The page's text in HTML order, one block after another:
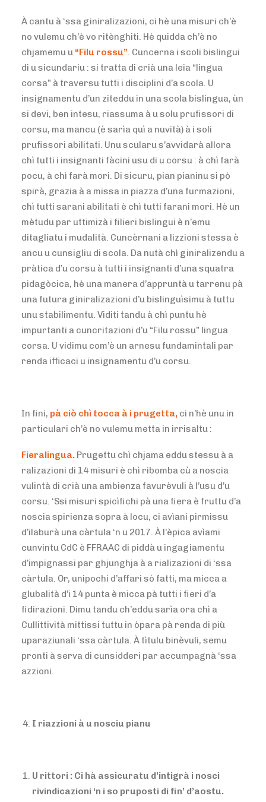
À cantu à ‘ssa giniralizazioni, ci hè una misuri ch’è
no vulemu ch’è vo ritènghiti. Hè quidda ch’è no
chjamemu u “Filu rossu”. Cuncerna i scoli bislingui
di u sicundariu : si tratta di crià una leia “lingua
corsa” à traversu tutti i disciplini d’a scola. U
insignamentu d’un ziteddu in una scola bislingua, ùn
si devi, ben intesu, riassuma à u solu prufissori di
corsu, ma mancu (è sarìa quì a nuvità) à i soli
prufissori abilitati. Unu scularu s’avvidarà allora
chì tutti i insignanti fàcini usu di u corsu : à chì farà
pocu, à chì farà mori. Di sicuru, pian pianinu si pò
spirà, grazia à a missa in piazza d’una furmazioni,
chì tutti sarani abilitati è chì tutti farani mori. Hè un
mètudu par uttimizà i filieri bislingui è n’emu
ditagliatu i mudalità. Cuncèrnani a lizzioni stessa è
ancu u cunsigliu di scola. Da nutà chì giniralizendu a
pràtica d’u corsu à tutti i insignanti d’una squatra
pidagòcica, hè una manera d’appruntà u tarrenu pà
una futura giniralizazioni d’u bislinguìsimu à tuttu
unu stabilimentu. Viditi tandu à chì puntu hè
impurtanti a cuncritazioni d’u “Filu rossu” lingua
corsa. U vidimu com’è un arnesu fundamintali par
renda ifficaci u insignamentu d’u corsu.
In fini, pà ciò chì tocca à i prugetta, ci n’hè unu in
particulari ch’è no vulemu metta in irrisaltu :
Fieralingua. Prugettu chì chjama eddu stessu à a
ralizazioni di 14 misuri è chì ribomba cù a noscia
vulintà di crià una ambienza favurèvuli à l’usu d’u
corsu. ‘Ssi misuri spicìfichi pà una fiera è fruttu d’a
noscia spirienza sopra à locu, ci avìani pirmissu
d’ilaburà una càrtula ‘n u 2017. À l’èpica avìami
cunvintu CdC è FFRAAC di piddà u ingagiamentu
d’impignassi par ghjunghja à a rializazioni di ‘ssa
càrtula. Or, unipochi d’affari sò fatti, ma micca a
glubalità d’i 14 punta è micca pà tutti i fieri d’a
fidirazioni. Dimu tandu ch’eddu sarìa ora chì a
Cullittività mittissi tuttu in òpara pà renda di più
uparaziunali ‘ssa càrtula. À tìtulu binèvuli, semu
pronti à serva di cunsidderi par accumpagnà ‘ssa
azzioni.
I riazzioni à u nosciu pianu
U rittori : Ci hà assicuratu d’intigrà i nosci
rivindicazioni ‘n i so pruposti di fin’ d’aostu.